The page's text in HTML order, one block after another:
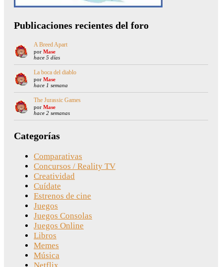
Publicaciones recientes del foro
A Breed Apart
por Mase
hace 5 días
La boca del diablo
por Mase
hace 1 semana
The Jurassic Games
por Mase
hace 2 semanas
Categorías
Comparativas
Concursos / Reality TV
Creatividad
Cuídate
Estrenos de cine
Juegos
Juegos Consolas
Juegos Online
Libros
Memes
Música